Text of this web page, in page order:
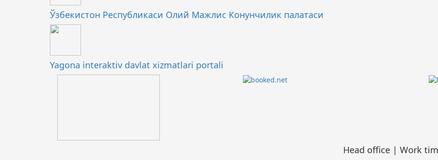
Ўзбекистон Республикаси Олий Мажлис Конунчилик палатаси
Yagona interaktiv davlat xizmatlari portali
Head office | Work